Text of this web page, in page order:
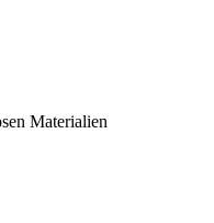
Materialien